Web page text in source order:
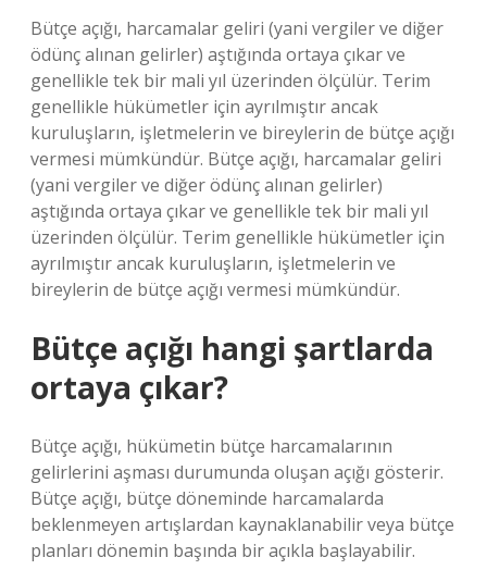
Bütçe açığı, harcamalar geliri (yani vergiler ve diğer
ödünç alınan gelirler) aştığında ortaya çıkar ve
genellikle tek bir mali yıl üzerinden ölçülür. Terim
genellikle hükümetler için ayrılmıştır ancak
kuruluşların, işletmelerin ve bireylerin de bütçe açığı
vermesi mümkündür. Bütçe açığı, harcamalar geliri
(yani vergiler ve diğer ödünç alınan gelirler)
aştığında ortaya çıkar ve genellikle tek bir mali yıl
üzerinden ölçülür. Terim genellikle hükümetler için
ayrılmıştır ancak kuruluşların, işletmelerin ve
bireylerin de bütçe açığı vermesi mümkündür.
Bütçe açığı hangi şartlarda
ortaya çıkar?
Bütçe açığı, hükümetin bütçe harcamalarının
gelirlerini aşması durumunda oluşan açığı gösterir.
Bütçe açığı, bütçe döneminde harcamalarda
beklenmeyen artışlardan kaynaklanabilir veya bütçe
planları dönemin başında bir açıkla başlayabilir.